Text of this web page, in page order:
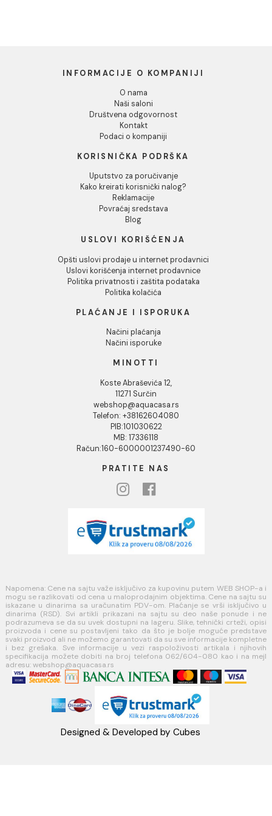
Odbij
Baterija za sudoperu
6.380,00 RSD / kom
Baterija za sudoperu
MINOTTI MOON zidna
kratka lula
6.337,00 RSD / kom
INFORMACIJE O KOMPANIJI
O nama
Naši saloni
Društvena odgovornost
Podaci o kompaniji
Uputstvo za poručivanje
Kako kreirati korisnički nalog?
Reklamacije
Povraćaj sredstava
Blog
USLOVI KORIŠĆENJA
Opšti uslovi prodaje u internet prodavnici
Uslovi korišćenja internet prodavnice
Politika privatnosti i zaštita podataka
PLAĆANJE I ISPORUKA
Načini plaćanja
MINOTTI
Koste Abraševića 12,
11271 Surčin
webshop@aquacasa.rs
Telefon: +38162604080
PIB:101030622
MB: 17336118
Račun:160-6000001237490-60
PRATITE NAS